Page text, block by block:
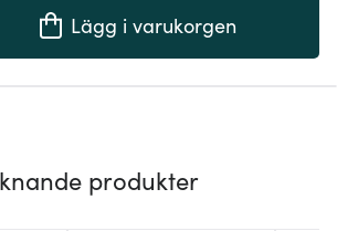
Lägg i varukorgen
produkter